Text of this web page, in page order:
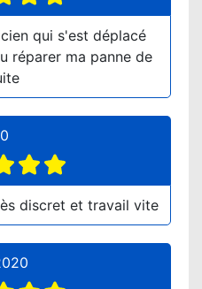
qui s'est déplacé
réparer ma panne de
discret et travail vite